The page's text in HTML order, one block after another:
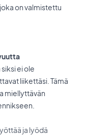
on valmistettu
ei ole
liikettäsi. Tämä
miellyttävän
ja lyödä